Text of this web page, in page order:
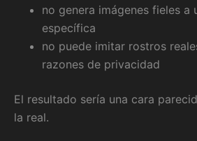
no genera imágenes fieles a
específica
no puede imitar rostros
razones de privacidad
El resultado sería una cara
la real.